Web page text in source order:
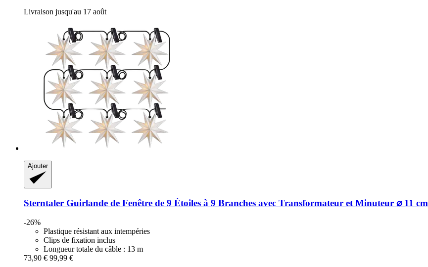
Livraison jusqu'au 17 août
Ajouter
Sterntaler Guirlande de Fenêtre de 9 Étoiles à 9 Branches avec Transformateur et Minuteur ⌀ 11 cm
-26%
Plastique résistant aux intempéries
Clips de fixation inclus
Longueur totale du câble : 13 m
73,90 € 99,99 €